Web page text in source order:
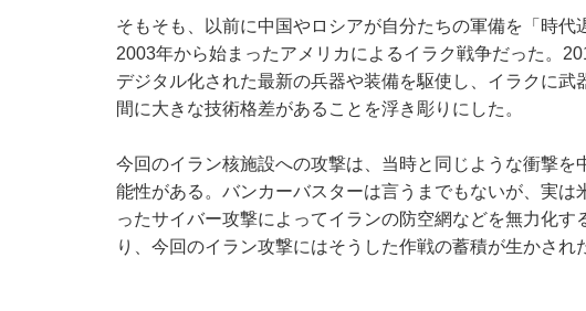
そもそも、以前に中国やロシアが自分たちの軍備を「時代
2003年から始まったアメリカによるイラク戦争だった。
デジタル化された最新の兵器や装備を駆使し、イラクに
間に大きな技術格差があることを浮き彫りにした。
今回のイラン核施設への攻撃は、当時と同じような衝撃
能性がある。バンカーバスターは言うまでもないが、実
ったサイバー攻撃によってイランの防空網などを無力化
り、今回のイラン攻撃にはそうした作戦の蓄積が生かされ